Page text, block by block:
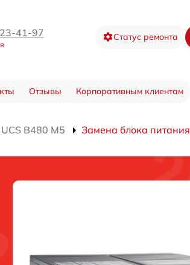
41-97 Статус ремонта
Отзывы Корпоративным клиентам
B480 M5 Замена блока питания